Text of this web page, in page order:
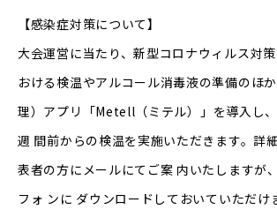
【感染症対策について】
大会運営に当たり、新型コロナウィルス対
おける検温やアルコール消毒液の準備のほ
理）アプリ「Metell（ミテル）」を導入し
週 間前からの検温を実施いただきます。詳
表者の方にメールにてご案 内いたしますが
フォ ンに ダウンロードしておいていただけ